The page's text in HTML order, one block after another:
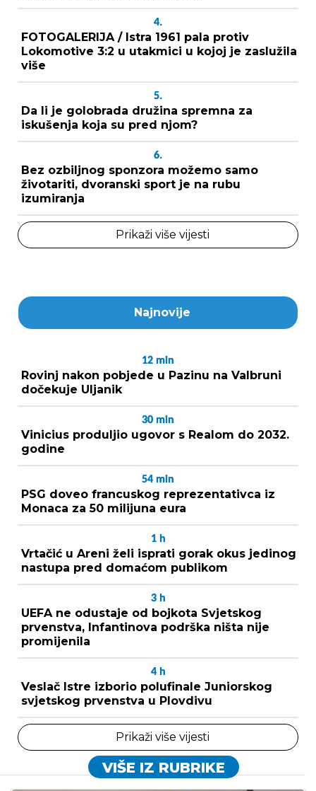
4.
FOTOGALERIJA / Istra 1961 pala protiv
Lokomotive 3:2 u utakmici u kojoj je zaslužila
više
5.
Da li je golobrada družina spremna za
iskušenja koja su pred njom?
6.
Bez ozbiljnog sponzora možemo samo
životariti, dvoranski sport je na rubu
izumiranja
Prikaži više vijesti
Najnovije
12 min
Rovinj nakon pobjede u Pazinu na Valbruni
dočekuje Uljanik
30 min
Vinicius produljio ugovor s Realom do 2032.
godine
54 min
PSG doveo francuskog reprezentativca iz
Monaca za 50 milijuna eura
1 h
Vrtačić u Areni želi isprati gorak okus jedinog
nastupa pred domaćom publikom
3 h
UEFA ne odustaje od bojkota Svjetskog
prvenstva, Infantinova podrška ništa nije
promijenila
4 h
Veslač Istre izborio polufinale Juniorskog
svjetskog prvenstva u Plovdivu
Prikaži više vijesti
VIŠE IZ RUBRIKE